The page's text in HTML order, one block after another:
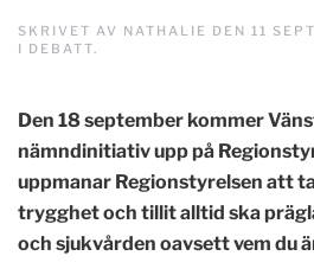
SKRIVET AV NATHALIE DEN 11
I DEBATT.
Den 18 september kommer
nämndinitiativ upp på
uppmanar Regionstyrelsen att
trygghet och tillit alltid ska
och sjukvården oavsett vem du